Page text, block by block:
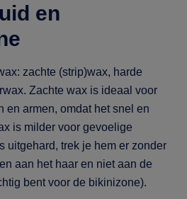
en
zachte (strip)wax, harde
Zachte wax is ideaal voor
en armen, omdat het snel en
is milder voor gevoelige
uitgehard, trek je hem er zonder
aan het haar en niet aan de
bent voor de bikinizone).